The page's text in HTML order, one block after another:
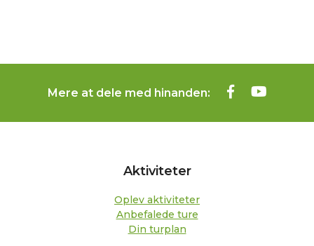
Mere at dele med hinanden:
Aktiviteter
Oplev aktiviteter
Anbefalede ture
Din turplan